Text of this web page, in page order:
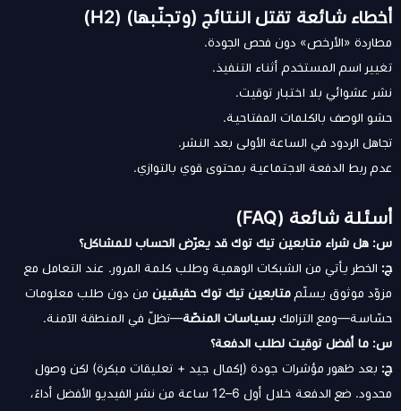
أخطاء شائعة تقتل النتائج (وتجنّبها) (H2)
مطاردة «الأرخص» دون فحص الجودة.
تغيير اسم المستخدم أثناء التنفيذ.
نشر عشوائي بلا اختبار توقيت.
حشو الوصف بالكلمات المفتاحية.
تجاهل الردود في الساعة الأولى بعد النشر.
عدم ربط الدفعة الاجتماعية بمحتوى قوي بالتوازي.
أسئلة شائعة (FAQ)
س: هل شراء متابعين تيك توك قد يعرّض الحساب للمشاكل؟
ج: الخطر يأتي من الشبكات الوهمية وطلب كلمة المرور. عند التعامل مع
مزوّد موثوق يسلّم متابعين تيك توك حقيقيين من دون طلب معلومات
حسّاسة—ومع التزامك بسياسات المنصّة—تظلّ في المنطقة الآمنة.
س: ما أفضل توقيت لطلب الدفعة؟
ج: بعد ظهور مؤشرات جودة (إكمال جيد + تعليقات مبكرة) لكن وصول
محدود. ضع الدفعة خلال أول 6–12 ساعة من نشر الفيديو الأفضل أداءً،